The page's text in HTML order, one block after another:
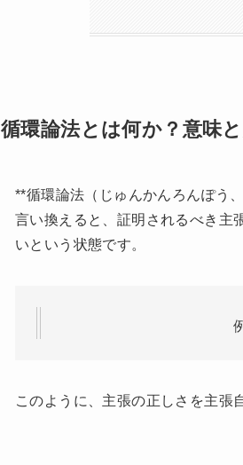
循環論法とは何か？意味
**循環論法（じゅんかんろんぽう
言い換えると、証明されるべき主
いという状態です。
このように、主張の正しさを主張